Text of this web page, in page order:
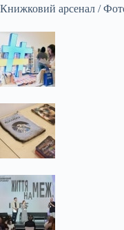
Книжковий арсенал /